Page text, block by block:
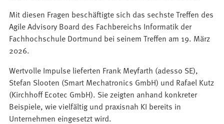
Mit diesen Fragen beschäftigte sich das sechste Treffen des
Agile Advisory Board des Fachbereichs Informatik der
Fachhochschule Dortmund bei seinem Treffen am 19. März
2026.
Wertvolle Impulse lieferten Frank Meyfarth (adesso SE),
Stefan Slooten (Smart Mechatronics GmbH) und Rafael Kutz
(Kirchhoff Ecotec GmbH). Sie zeigten anhand konkreter
Beispiele, wie vielfältig und praxisnah KI bereits in
Unternehmen eingesetzt wird.